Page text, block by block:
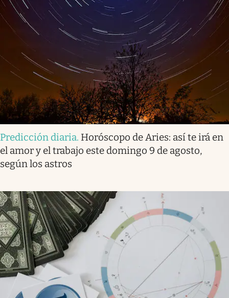
Predicción diaria. Horóscopo de Aries: así te irá en
el amor y el trabajo este domingo 9 de agosto,
según los astros